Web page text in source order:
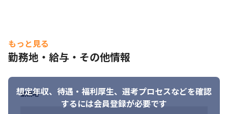
もっと見る
勤務地・給与・その他情報
想定年収、待遇・福利厚生、 選考プロセスなどを確認
するには会員登録が必要です
勤務地